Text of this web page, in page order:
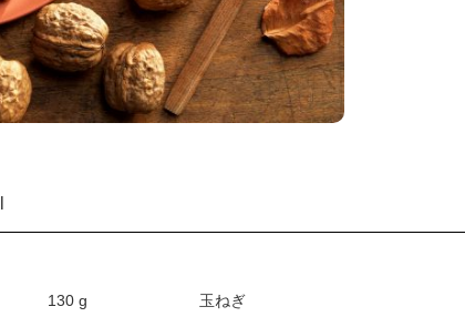
130 g 玉ねぎ